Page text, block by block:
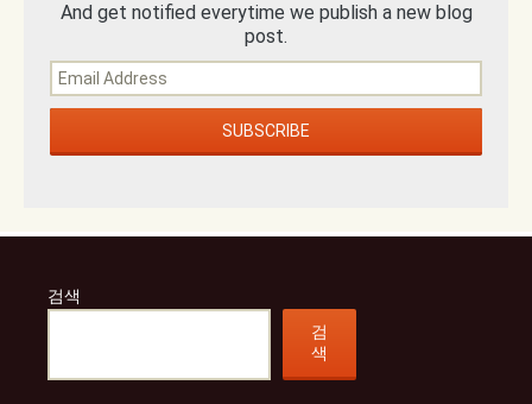
And get notified everytime we publish a new blog
post.
검색
검
색